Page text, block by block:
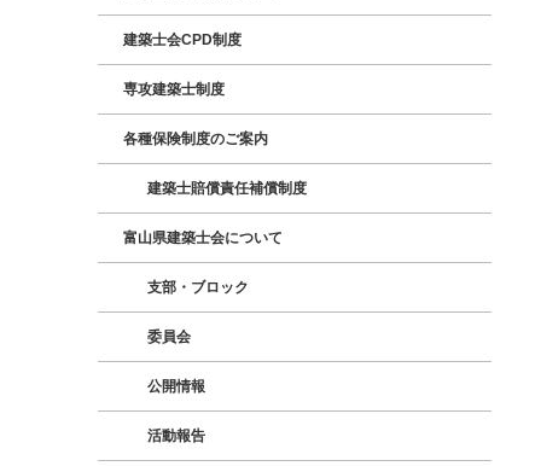
建築士会CPD制度
専攻建築士制度
各種保険制度のご案内
建築士賠償責任補償制度
富山県建築士会について
支部・ブロック
委員会
公開情報
活動報告